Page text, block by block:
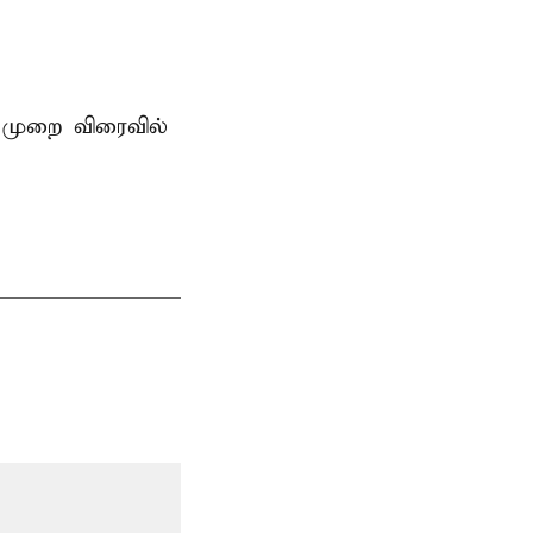
விரைவில்